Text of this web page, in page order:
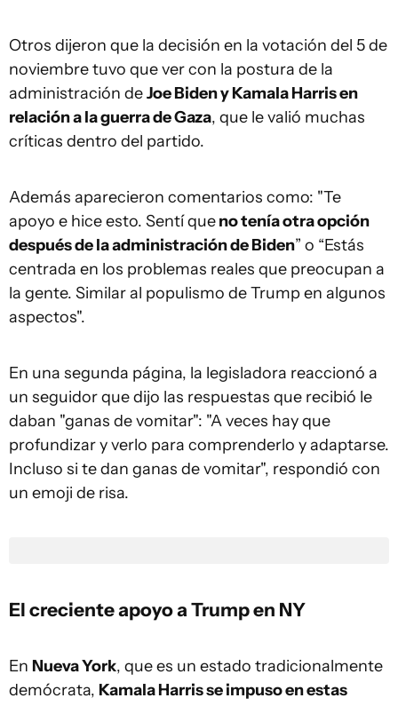
Otros dijeron que la decisión en la votación del 5 de
noviembre tuvo que ver con la postura de la
administración deJoe Biden y Kamala Harris en
relación a la guerra de Gaza, que le valió muchas
críticas dentro del partido.
Además aparecieron comentarios como: "Te
apoyo e hice esto. Sentí queno tenía otra opción
después de la administración de Biden” o “Estás
centrada en los problemas reales que preocupan a
la gente. Similar al populismo de Trump en algunos
aspectos".
En una segunda página, la legisladora reaccionó a
un seguidor que dijo las respuestas que recibió le
daban "ganas de vomitar": "A veces hay que
profundizar y verlo para comprenderlo y adaptarse.
Incluso si te dan ganas de vomitar", respondió con
un emoji de risa.
El creciente apoyo a Trump en NY
En Nueva York, que es un estado tradicionalmente
demócrata, Kamala Harris se impuso en estas